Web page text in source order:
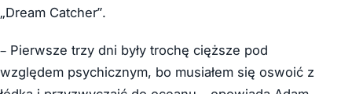
„Dream Catcher”.
– Pierwsze trzy dni były trochę cięższe pod
względem psychicznym, bo musiałem się oswoić z